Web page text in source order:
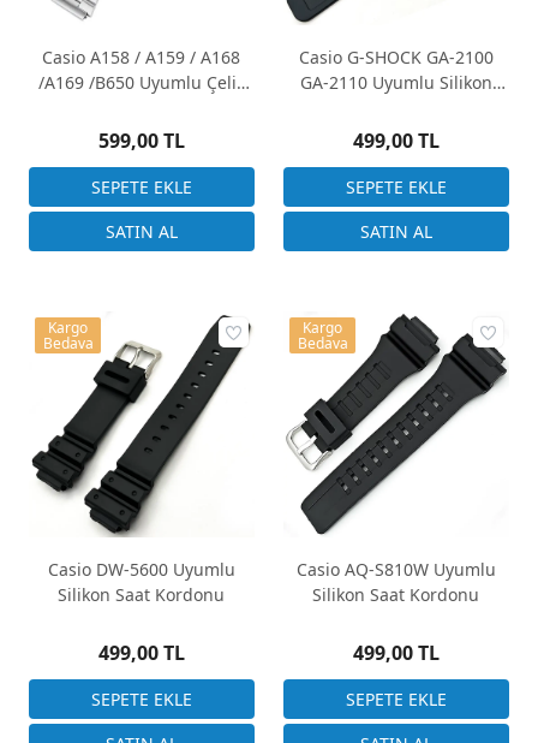
Casio A158 / A159 / A168
/A169 /B650 Uyumlu Çelik
599,00 TL
Casio G-SHOCK GA-2100
GA-2110 Uyumlu Silikon
499,00 TL
Casio DW-5600 Uyumlu
Silikon Saat Kordonu
499,00 TL
Kargo
Bedava
Casio AQ-S810W Uyumlu
Silikon Saat Kordonu
499,00 TL
Kargo
Bedava